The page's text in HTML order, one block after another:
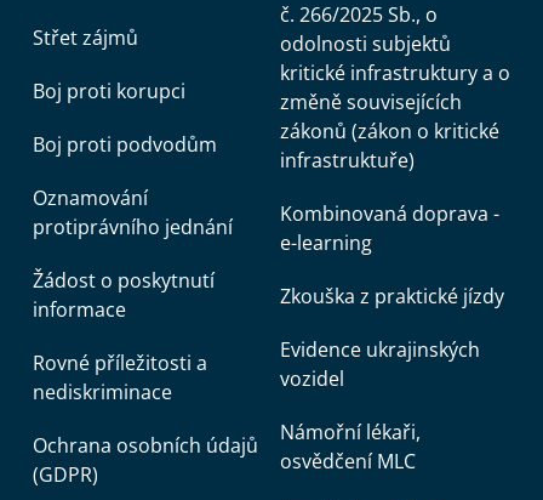
Střet zájmů
Boj proti korupci
Boj proti podvodům
Oznamování
protiprávního jednání
Žádost o poskytnutí
informace
Rovné příležitosti a
nediskriminace
Ochrana osobních údajů
(GDPR)
č. 266/2025 Sb., o
odolnosti subjektů
kritické infrastruktury a o
změně souvisejících
zákonů (zákon o kritické
infrastruktuře)
Kombinovaná doprava -
e-learning
Zkouška z praktické jízdy
Evidence ukrajinských
vozidel
Námořní lékaři,
osvědčení MLC